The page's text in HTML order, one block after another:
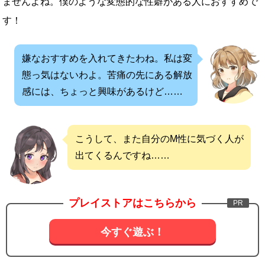
す！
嫌なおすすめを入れてきたわね。私は変
態っ気はないわよ。苦痛の先にある解放
感には、ちょっと興味があるけど……
こうして、また自分のM性に気づく人が
出てくるんですね……
プレイストアはこちらから
今すぐ遊ぶ！